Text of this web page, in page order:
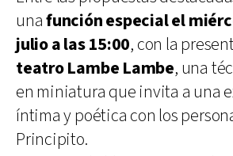
unafunción especial el
julio a las 15:00, con la
teatro Lambe Lambe, una
en miniatura que invita a una
íntima y poética con los
Principito.